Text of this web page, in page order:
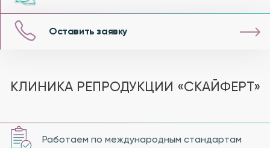
Оставить заявку
КЛИНИКА РЕПРОДУКЦИИ «СКАЙФЕРТ»
Работаем по международным стандартам